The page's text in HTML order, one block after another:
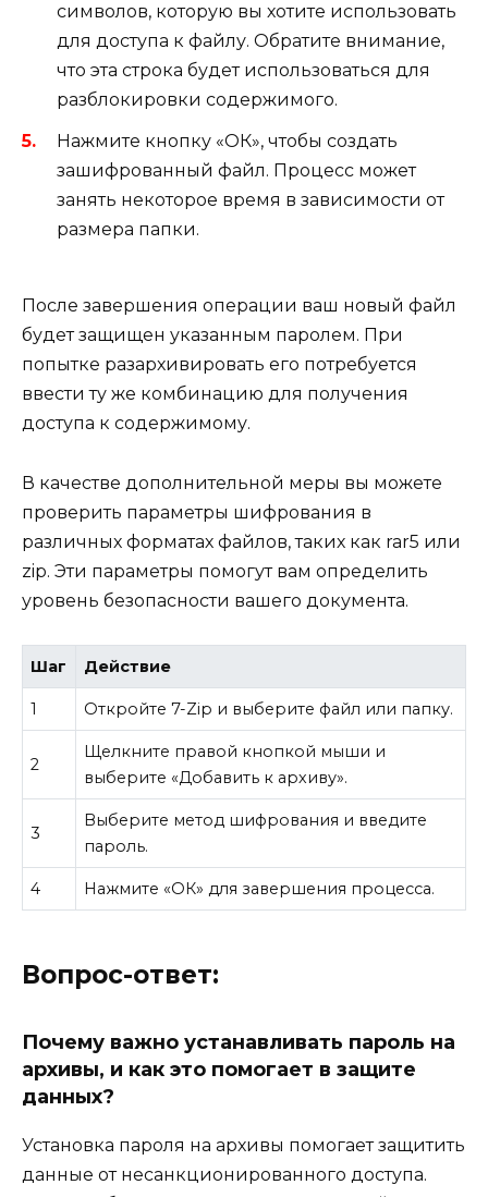
символов, которую вы хотите использовать
для доступа к файлу. Обратите внимание,
что эта строка будет использоваться для
разблокировки содержимого.
Нажмите кнопку «ОК», чтобы создать
зашифрованный файл. Процесс может
занять некоторое время в зависимости от
размера папки.
После завершения операции ваш новый файл
будет защищен указанным паролем. При
попытке разархивировать его потребуется
ввести ту же комбинацию для получения
доступа к содержимому.
В качестве дополнительной меры вы можете
проверить параметры шифрования в
различных форматах файлов, таких как rar5 или
zip. Эти параметры помогут вам определить
уровень безопасности вашего документа.
Шаг Действие
1 Откройте 7-Zip и выберите файл или папку.
2
Щелкните правой кнопкой мыши и
выберите «Добавить к архиву».
3
Выберите метод шифрования и введите
пароль.
4 Нажмите «ОК» для завершения процесса.
Вопрос-ответ:
Почему важно устанавливать пароль на
архивы, и как это помогает в защите
данных?
Установка пароля на архивы помогает защитить
данные от несанкционированного доступа.